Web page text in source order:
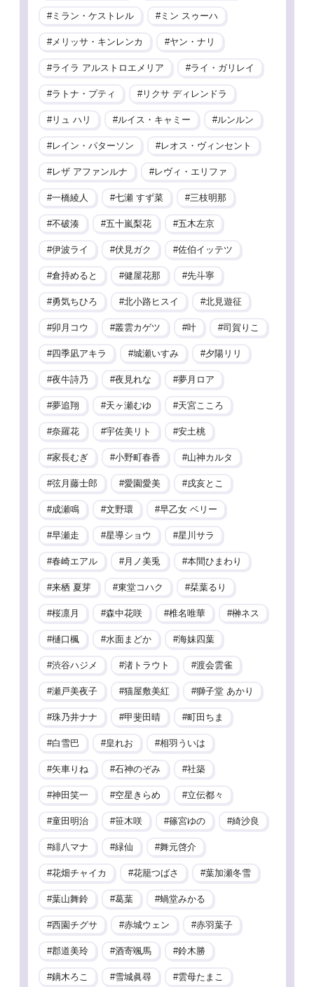
ミラン・ケストレル ミン スゥーハ
メリッサ・キンレンカ ヤン・ナリ
ライラ アルストロエメリア ライ・ガリレイ
ラトナ・プティ リクサ ディレンドラ
リュ ハリ ルイス・キャミー ルンルン
レイン・パターソン レオス・ヴィンセント
レザ アファンルナ レヴィ・エリファ
一橋綾人 七瀬 すず菜 三枝明那
不破湊 五十嵐梨花 五木左京
伊波ライ 伏見ガク 佐伯イッテツ
倉持めると 健屋花那 先斗寧
勇気ちひろ 北小路ヒスイ 北見遊征
卯月コウ 叢雲カゲツ 叶 司賀りこ
四季凪アキラ 城瀬いすみ 夕陽リリ
夜牛詩乃 夜見れな 夢月ロア
夢追翔 天ヶ瀬むゆ 天宮こころ
奈羅花 宇佐美リト 安土桃
家長むぎ 小野町春香 山神カルタ
弦月藤士郎 愛園愛美 戌亥とこ
成瀬鳴 文野環 早乙女 ベリー
早瀬走 星導ショウ 星川サラ
春崎エアル 月ノ美兎 本間ひまわり
来栖 夏芽 東堂コハク 栞葉るり
桜凛月 森中花咲 椎名唯華 榊ネス
樋口楓 水面まどか 海妹四葉
渋谷ハジメ 渚トラウト 渡会雲雀
瀬戸美夜子 猫屋敷美紅 獅子堂 あかり
珠乃井ナナ 甲斐田晴 町田ちま
白雪巴 皇れお 相羽ういは
矢車りね 石神のぞみ 社築
神田笑一 空星きらめ 立伝都々
童田明治 笹木咲 篠宮ゆの 綺沙良
緋八マナ 緑仙 舞元啓介
花畑チャイカ 花籠つばさ 葉加瀬冬雪
葉山舞鈴 葛葉 蝸堂みかる
西園チグサ 赤城ウェン 赤羽葉子
郡道美玲 酒寄颯馬 鈴木勝
鏑木ろこ 雪城眞尋 雲母たまこ